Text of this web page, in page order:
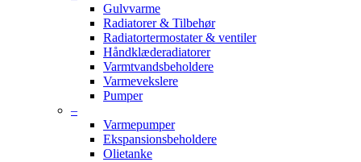
Gulvvarme
Radiatorer & Tilbehør
Radiatortermostater & ventiler
Håndklæderadiatorer
Varmtvandsbeholdere
Varmevekslere
Pumper
–
Varmepumper
Ekspansionsbeholdere
Olietanke